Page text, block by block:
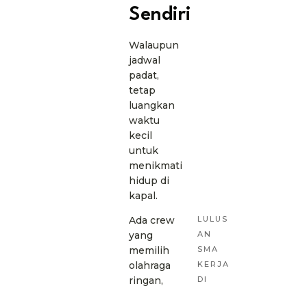
Sendiri
Walaupun
jadwal
padat,
tetap
luangkan
waktu
kecil
untuk
menikmati
hidup di
kapal.
Ada crew
yang
memilih
olahraga
ringan,
LULUS
AN
SMA
KERJA
DI